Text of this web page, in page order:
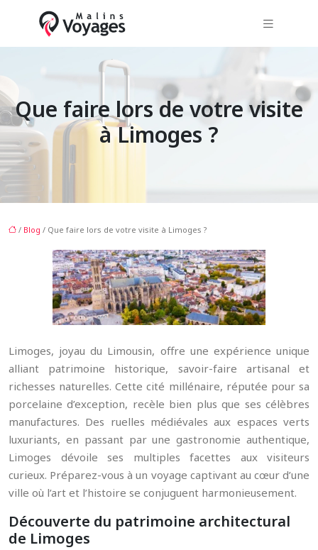
Que faire lors de votre visite
à Limoges ?
/ Blog / Que faire lors de votre visite à Limoges ?
Limoges, joyau du Limousin, offre une expérience unique
alliant patrimoine historique, savoir-faire artisanal et
richesses naturelles. Cette cité millénaire, réputée pour sa
porcelaine d’exception, recèle bien plus que ses célèbres
manufactures. Des ruelles médiévales aux espaces verts
luxuriants, en passant par une gastronomie authentique,
Limoges dévoile ses multiples facettes aux visiteurs
curieux. Préparez-vous à un voyage captivant au cœur d’une
ville où l’art et l’histoire se conjuguent harmonieusement.
Découverte du patrimoine architectural
de Limoges